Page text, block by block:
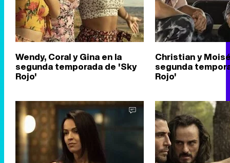
Wendy, Coral y Gina en la
segunda temporada de 'Sky
Rojo'
Christian y
segunda
Rojo'